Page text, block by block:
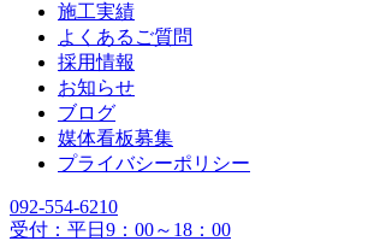
施工実績
よくあるご質問
採用情報
お知らせ
ブログ
媒体看板募集
プライバシーポリシー
092-554-6210
受付：平日9：00～18：00